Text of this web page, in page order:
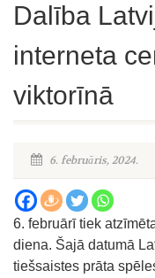
Dalība
interneta
viktorīnā
6. februāris, 2024.
6. februārī tiek
diena. Šajā datumā
tiešsaistes prāta